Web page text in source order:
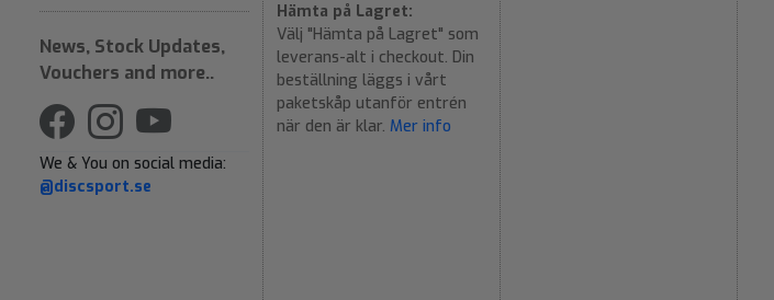
News, Stock Updates,
Vouchers and more..
We & You on social media:
@discsport.se
Hämta på Lagret:
Välj "Hämta på Lagret" som
leverans-alt i checkout. Din
beställning läggs i vårt
paketskåp utanför entrén
när den är klar. Mer info